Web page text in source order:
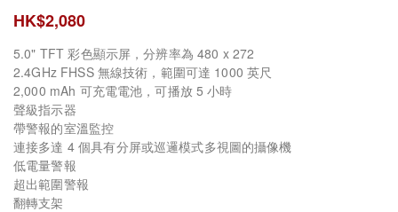
HK$2,080
5.0" TFT 彩色顯示屏，分辨率為 480 x 272
2.4GHz FHSS 無線技術，範圍可達 1000 英尺
2,000 mAh 可充電電池，可播放 5 小時
聲級指示器
帶警報的室溫監控
連接多達 4 個具有分屏或巡邏模式多視圖的攝像機
低電量警報
超出範圍警報
翻轉支架